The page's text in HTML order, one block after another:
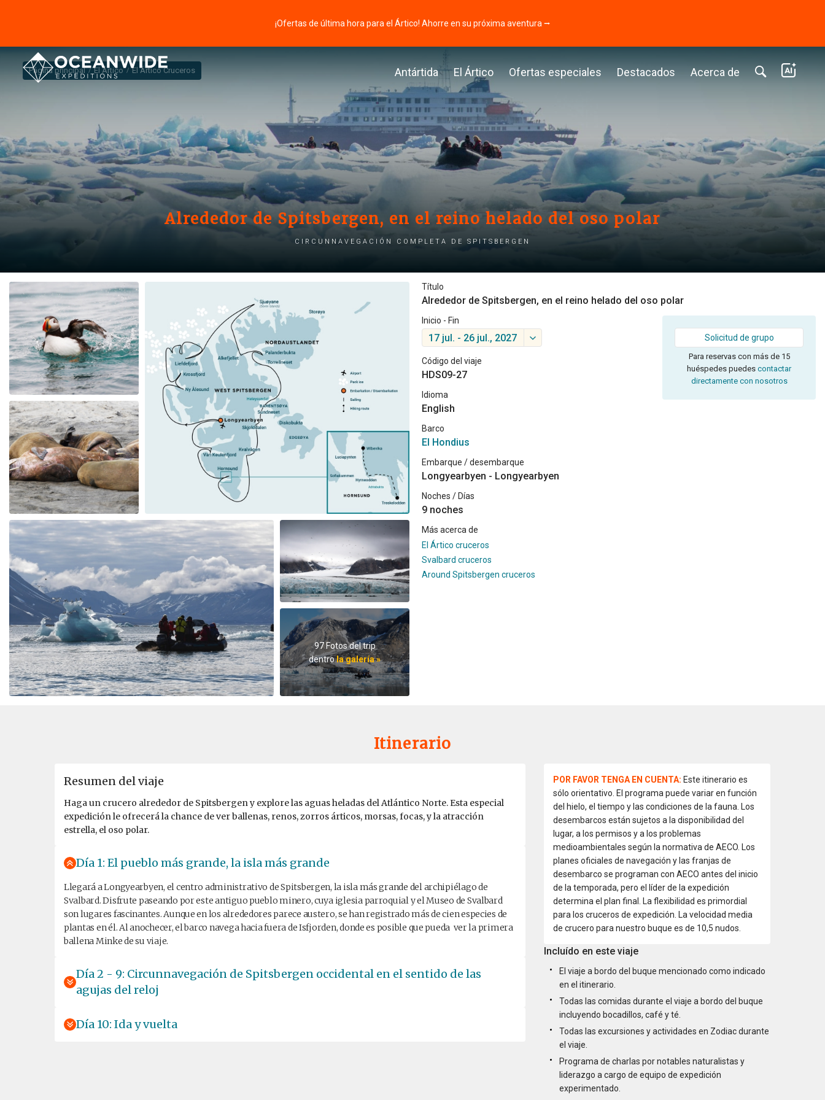
¡Ofertas de última hora para el Ártico! Ahorre en su próxima aventura ⭢
Antártida El Ártico Ofertas especiales Destacados Acerca de
Página principal El Ártico El Ártico Cruceros
Alrededor de Spitsbergen, en el reino helado del oso polar
Circunnavegación completa de Spitsbergen
97 Fotos del trip
dentrola galería »
Título
Alrededor de Spitsbergen, en el reino helado del oso polar
Inicio - Fin
17 jul. - 26 jul., 2027
Código del viaje
HDS09-27
Idioma
English
Barco
El Hondius
Embarque / desembarque
Longyearbyen - Longyearbyen
Noches / Días
9 noches
Más acerca de
El Ártico cruceros
Svalbard cruceros
Around Spitsbergen cruceros
Solicitud de grupo
Para reservas con más de 15
huéspedes puedes contactar
directamente con nosotros
Itinerario
Resumen del viaje
Haga un crucero alrededor de Spitsbergen y explore las aguas heladas del Atlántico Norte. Esta especial
expedición le ofrecerá la chance de ver ballenas, renos, zorros árticos, morsas, focas, y la atracción
estrella, el oso polar.
Día 1: El pueblo más grande, la isla más grande
Llegará a Longyearbyen, el centro administrativo de Spitsbergen, la isla más grande del archipiélago de
Svalbard. Disfrute paseando por este antiguo pueblo minero, cuya iglesia parroquial y el Museo de Svalbard
son lugares fascinantes. Aunque en los alrededores parece austero, se han registrado más de cien especies de
plantas en él. Al anochecer, el barco navega hacia fuera de Isfjorden, donde es posible que pueda ver la primera
ballena Minke de su viaje.
Día 2 - 9: Circunnavegación de Spitsbergen occidental en el sentido de las
agujas del reloj
Día 10: Ida y vuelta
POR FAVOR TENGA EN CUENTA: Este itinerario es
sólo orientativo. El programa puede variar en función
del hielo, el tiempo y las condiciones de la fauna. Los
desembarcos están sujetos a la disponibilidad del
lugar, a los permisos y a los problemas
medioambientales según la normativa de AECO. Los
planes oficiales de navegación y las franjas de
desembarco se programan con AECO antes del inicio
de la temporada, pero el líder de la expedición
determina el plan final. La flexibilidad es primordial
para los cruceros de expedición. La velocidad media
de crucero para nuestro buque es de 10,5 nudos.
Incluído en este viaje
El viaje a bordo del buque mencionado como indicado
en el itinerario.
Todas las comidas durante el viaje a bordo del buque
incluyendo bocadillos, café y té.
Todas las excursiones y actividades en Zodiac durante
el viaje.
Programa de charlas por notables naturalistas y
liderazgo a cargo de equipo de expedición
experimentado.